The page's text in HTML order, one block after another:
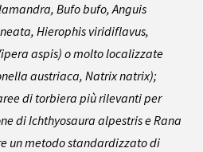
Bufo bufo, Anguis
Hierophis viridiflavus,
aspis) o molto localizzate
austriaca, Natrix natrix);
di torbiera più rilevanti per
diIchthyosaura alpestriseRana
un metodo standardizzato di